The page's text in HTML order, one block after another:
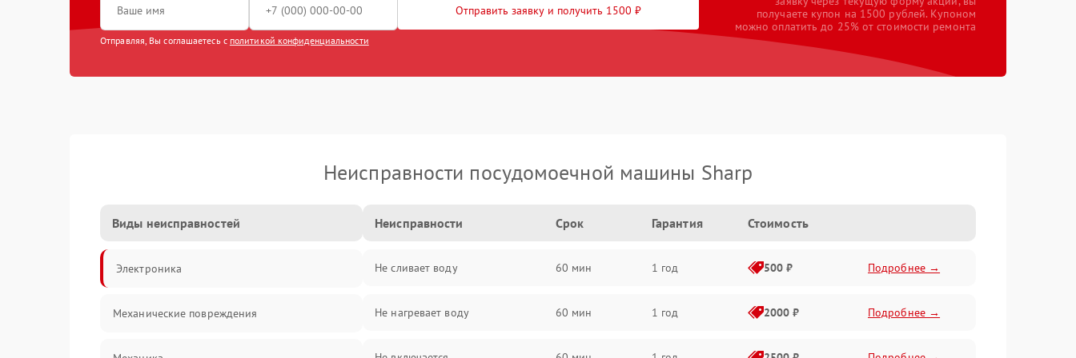
Отправить заявку и получить 1500 ₽
Отправляя, Вы соглашаетесь с политикой конфиденциальности
получаете купон на 1500 рублей. Купоном
можно оплатить до 25% от стоимости ремонта
Неисправности посудомоечной машины Sharp
Виды неисправностей
Электроника
Механические повреждения
Неисправности Срок Гарантия Стоимость
Не сливает воду 60 мин 1 год 500 ₽ Подробнее →
Не нагревает воду 60 мин 1 год 2000 ₽ Подробнее →